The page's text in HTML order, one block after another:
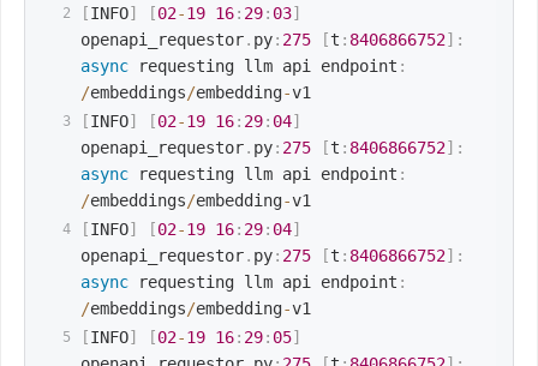
[INFO] [02-19 16: 29: 03]
openapi_requestor. py: 275 [t : 8406866752] :
async requesting llm api endpoint :
/embeddings/embedding-v1
[INFO] [02-19 16: 29: 04]
openapi_requestor. py: 275 [t : 8406866752] :
async requesting llm api endpoint :
/embeddings/embedding-v1
[INFO] [02-19 16: 29: 04]
openapi_requestor. py: 275 [t : 8406866752] :
async requesting llm api endpoint :
/embeddings/embedding-v1
[INFO] [02-19 16: 29: 05]